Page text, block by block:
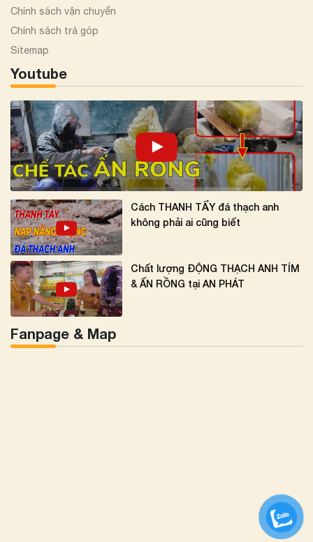
Chính sách vận chuyển
Chính sách trả góp
Sitemap
Youtube
Cách THANH TẨY đá thạch anh
không phải ai cũng biết
Chất lượng ĐỘNG THẠCH ANH TÍM
& ẤN RỒNG tại AN PHÁT
Fanpage & Map